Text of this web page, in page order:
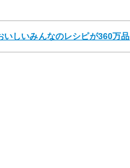
しいみんなのレシピが360万品